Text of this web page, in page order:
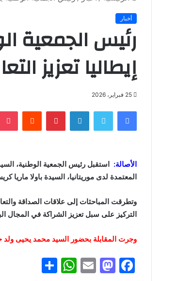
أخبار
رئيس الجمعية
إيطاليا تعزيز
25 فبراير، 2026
فيسبوك لينكدإن بينتيريست
الأصالة: استقبل رئيس الجمعية الوطنية،
المعتمدة لدى موريتانيا، السيدة باولا
وتطرقت المباحثات إلى علاقات الصداقة
التركيز على سبل تعزيز الشراكة في المجال
وجرت المقابلة بحضور السيد محمد يحيى
F
M
E
W